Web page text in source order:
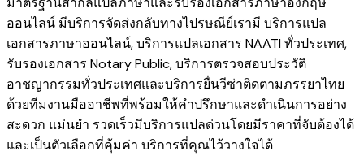
ออนไลน์ มีบริการจัดส่งกลับทางไปรษณีย์เรามี บริการแปล
เอกสารภาษาออนไลน์,บริการแปลเอกสาร NAATI ​ทั่วประเทศ,
รับรองเอกสาร Notary Public,บริการตรวจสอบประวัติ
อาชญากรรม​ทั่วประเทศและบริการยื่นวีซ่าติดตามภรรยาไทย
ด้วยทีมงานมืออาชีพที่พร้อมให้คำปรึกษาและดำเนินการอย่าง
สะดวก แม่นยำ รวดเร็วมีบริการแปลด่วนโดยมีราคาที่จับต้องได้
และเป็นตัวเลือกที่คุ้มค่า บริการที่คุณไว้วางใจได้